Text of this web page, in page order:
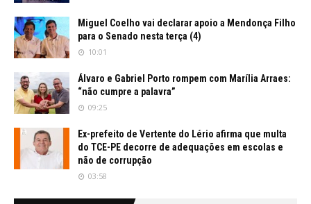
Miguel Coelho vai declarar apoio a Mendonça Filho
para o Senado nesta terça (4)
10:01
Álvaro e Gabriel Porto rompem com Marília Arraes:
“não cumpre a palavra”
09:25
Ex-prefeito de Vertente do Lério afirma que multa
do TCE-PE decorre de adequações em escolas e
não de corrupção
03:58